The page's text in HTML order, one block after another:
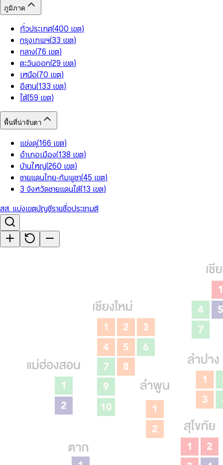
ภูมิภาค
ทั่วประเทศ(400 เขต)
กรุงเทพฯ(33 เขต)
กลาง(76 เขต)
ตะวันออก(29 เขต)
เหนือ(70 เขต)
อีสาน(133 เขต)
ใต้(59 เขต)
พื้นที่น่าจับตา
แข่งดุ(166 เขต)
อำเภอเมือง(138 เขต)
บ้านใหญ่(260 เขต)
ชายแดนไทย-กัมพูชา(45 เขต)
3 จังหวัดชายแดนใต้(13 เขต)
สส. แบ่งเขตบัญชีรายชื่อประชามติ